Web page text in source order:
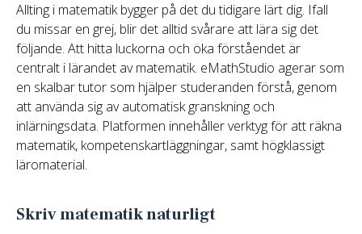
Allting i matematik bygger på det du tidigare lärt dig. Ifall
du missar en grej, blir det alltid svårare att lära sig det
följande. Att hitta luckorna och öka förståendet är
centralt i lärandet av matematik. eMathStudio agerar som
en skalbar tutor som hjälper studeranden förstå, genom
att använda sig av automatisk granskning och
inlärningsdata. Platformen innehåller verktyg för att räkna
matematik, kompetenskartläggningar, samt högklassigt
läromaterial.
Skriv matematik naturligt